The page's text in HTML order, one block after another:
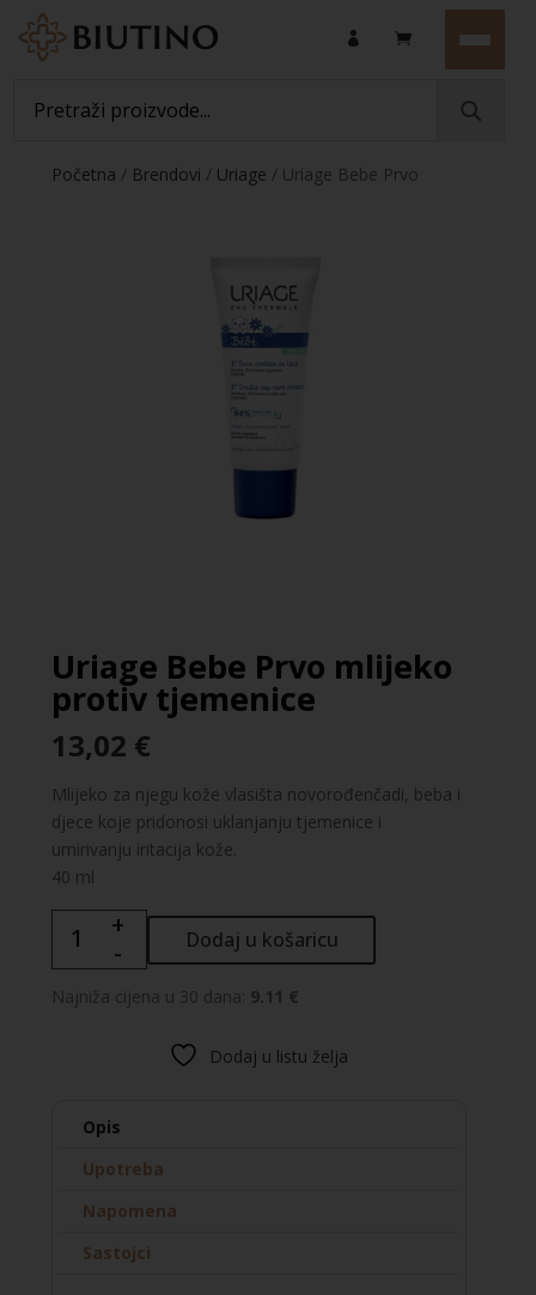
Početna / Brendovi / Uriage / Uriage Bebe Prvo
Uriage Bebe Prvo mlijeko
protiv tjemenice
13,02 €
Mlijeko za njegu kože vlasišta novorođenčadi, beba i
djece koje pridonosi uklanjanju tjemenice i
umirivanju iritacija kože.
40 ml
Bebe
mlijeko
+
-
Dodaj u košaricu
Najniža cijena u 30 dana: 9.11 €
Dodaj u listu želja
Opis
Upotreba
Napomena
Sastojci